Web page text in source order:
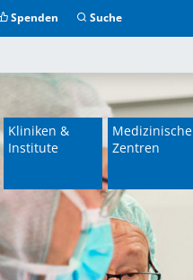
Spenden Suche
Kliniken &
Institute
Medizinische
Zentren